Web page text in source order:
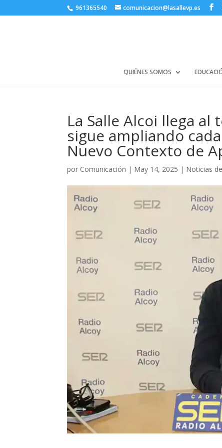
961365540 comunicacion@lasallevp.es
QUIÉNES SOMOS
La Salle Alcoi llega al
sigue ampliando
Nuevo Contexto de
por Comunicación | May 14, 2025 | Noticias